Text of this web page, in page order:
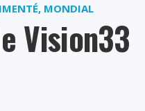
MONDIAL
Vision33